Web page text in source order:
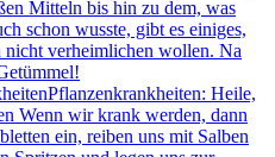
Mitteln bis hin zu dem, was
schon wusste, gibt es einiges,
verheimlichen wollen. Na
Pflanzenkrankheiten: Heile,
Wenn wir krank werden, dann
ein, reiben uns mit Salben